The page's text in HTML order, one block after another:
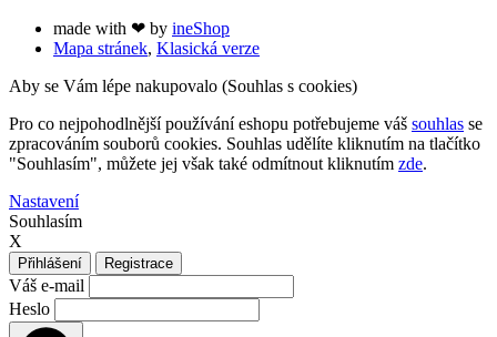
made with ❤ by ineShop
Mapa stránek, Klasická verze
Aby se Vám lépe nakupovalo (Souhlas s cookies)
Pro co nejpohodlnější používání eshopu potřebujeme váš souhlas se
zpracováním souborů cookies. Souhlas udělíte kliknutím na tlačítko
"Souhlasím", můžete jej však také odmítnout kliknutím zde.
Nastavení
Souhlasím
X
Přihlášení Registrace
Váš e-mail
Heslo